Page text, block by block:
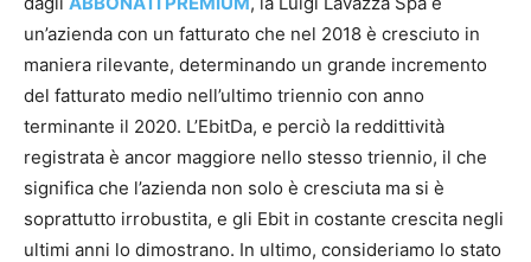
un’azienda con un fatturato che nel 2018 è cresciuto in
maniera rilevante, determinando un grande incremento
del fatturato medio nell’ultimo triennio con anno
terminante il 2020. L’EbitDa, e perciò la reddittività
registrata è ancor maggiore nello stesso triennio, il che
significa che l’azienda non solo è cresciuta ma si è
soprattutto irrobustita, e gli Ebit in costante crescita negli
ultimi anni lo dimostrano. In ultimo, consideriamo lo stato